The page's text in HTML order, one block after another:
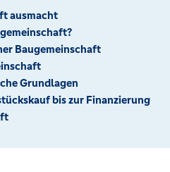
ausmacht
Baugemeinschaft
Grundlagen
bis zur Finanzierung